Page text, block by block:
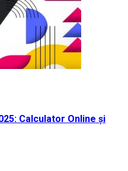
Calculator Online și